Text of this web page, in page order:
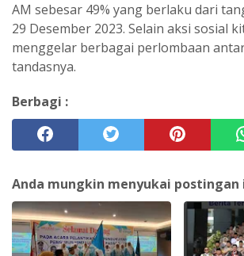
AM sebesar 49% yang berlaku dari
29 Desember 2023. Selain aksi sosial
menggelar berbagai perlombaan
tandasnya.
Berbagi :
Anda mungkin menyukai postingan